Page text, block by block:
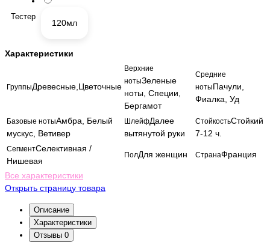
Тестер
120мл
Характеристики
ГруппыДревесные,Цветочные
Верхние
нотыЗеленые
ноты, Специи,
Бергамот
Средние
нотыПачули,
Фиалка, Уд
Базовые нотыАмбра, Белый
мускус, Ветивер
ШлейфДалее
вытянутой руки
СтойкостьСтойкий
7-12 ч.
СегментСелективная /
Нишевая
ПолДля женщин СтранаФранция
Все характеристики
Открыть страницу товара
Описание
Характеристики
Отзывы 0